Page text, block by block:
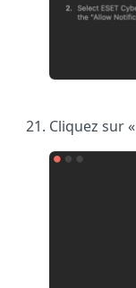
Cliquez sur «